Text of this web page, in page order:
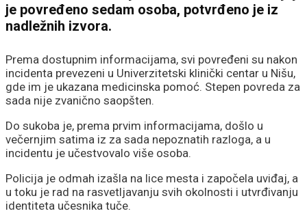
je povređeno sedam osoba, potvrđeno je iz
nadležnih izvora.
Prema dostupnim informacijama, svi povređeni su nakon
incidenta prevezeni u Univerzitetski klinički centar u Nišu,
gde im je ukazana medicinska pomoć. Stepen povreda za
sada nije zvanično saopšten.
Do sukoba je, prema prvim informacijama, došlo u
večernjim satima iz za sada nepoznatih razloga, a u
incidentu je učestvovalo više osoba.
Policija je odmah izašla na lice mesta i započela uviđaj, a
u toku je rad na rasvetljavanju svih okolnosti i utvrđivanju
identiteta učesnika tuče.